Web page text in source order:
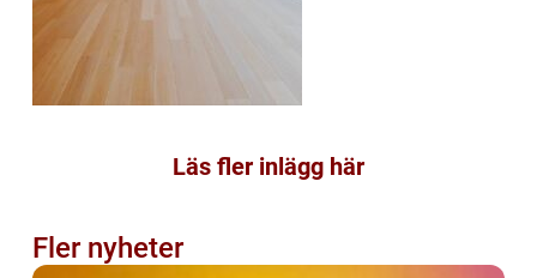
Läs fler inlägg här
Fler nyheter